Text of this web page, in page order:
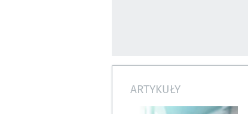
ARTYKUŁY